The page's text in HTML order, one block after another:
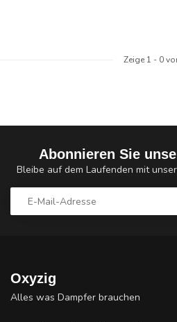
Zeige 1 - 0
Abonnieren Sie
Bleibe auf dem Laufenden mit
Oxyzig
Alles was Dampfer brauchen